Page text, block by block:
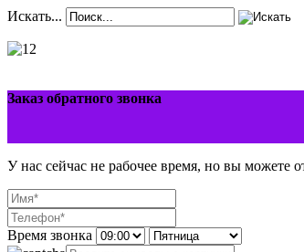
Искать...
Заказ обратного звонка
У нас сейчас не рабочее время, но вы можете
Время звонка